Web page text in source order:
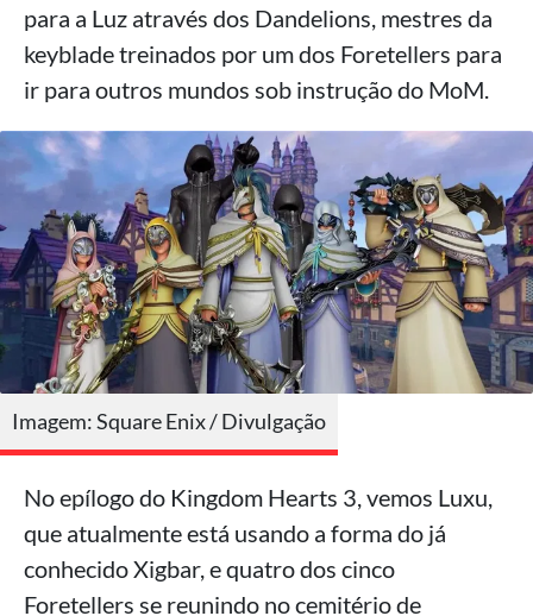
para a Luz através dos Dandelions, mestres da
keyblade treinados por um dos Foretellers para
ir para outros mundos sob instrução do MoM.
Imagem: Square Enix / Divulgação
No epílogo do Kingdom Hearts 3, vemos Luxu,
que atualmente está usando a forma do já
conhecido Xigbar, e quatro dos cinco
Foretellers se reunindo no cemitério de